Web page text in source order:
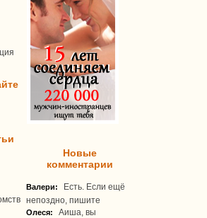
Новые
комментарии
Валери: Есть. Если ещё
непоздно, пишите
Олеся:
Аиша, вы